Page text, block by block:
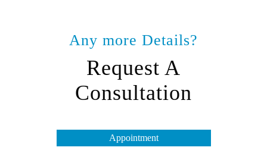
Any more Details?
Request A
Consultation
Appointment